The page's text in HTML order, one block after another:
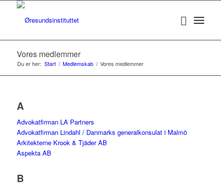
Vores medlemmer
Du er her: Start / Medlemskab / Vores medlemmer
A
Advokatfirman LA Partners
Advokatfirman Lindahl / Danmarks generalkonsulat i Malmö
Arkitekterne Krook & Tjäder AB
Aspekta AB
B